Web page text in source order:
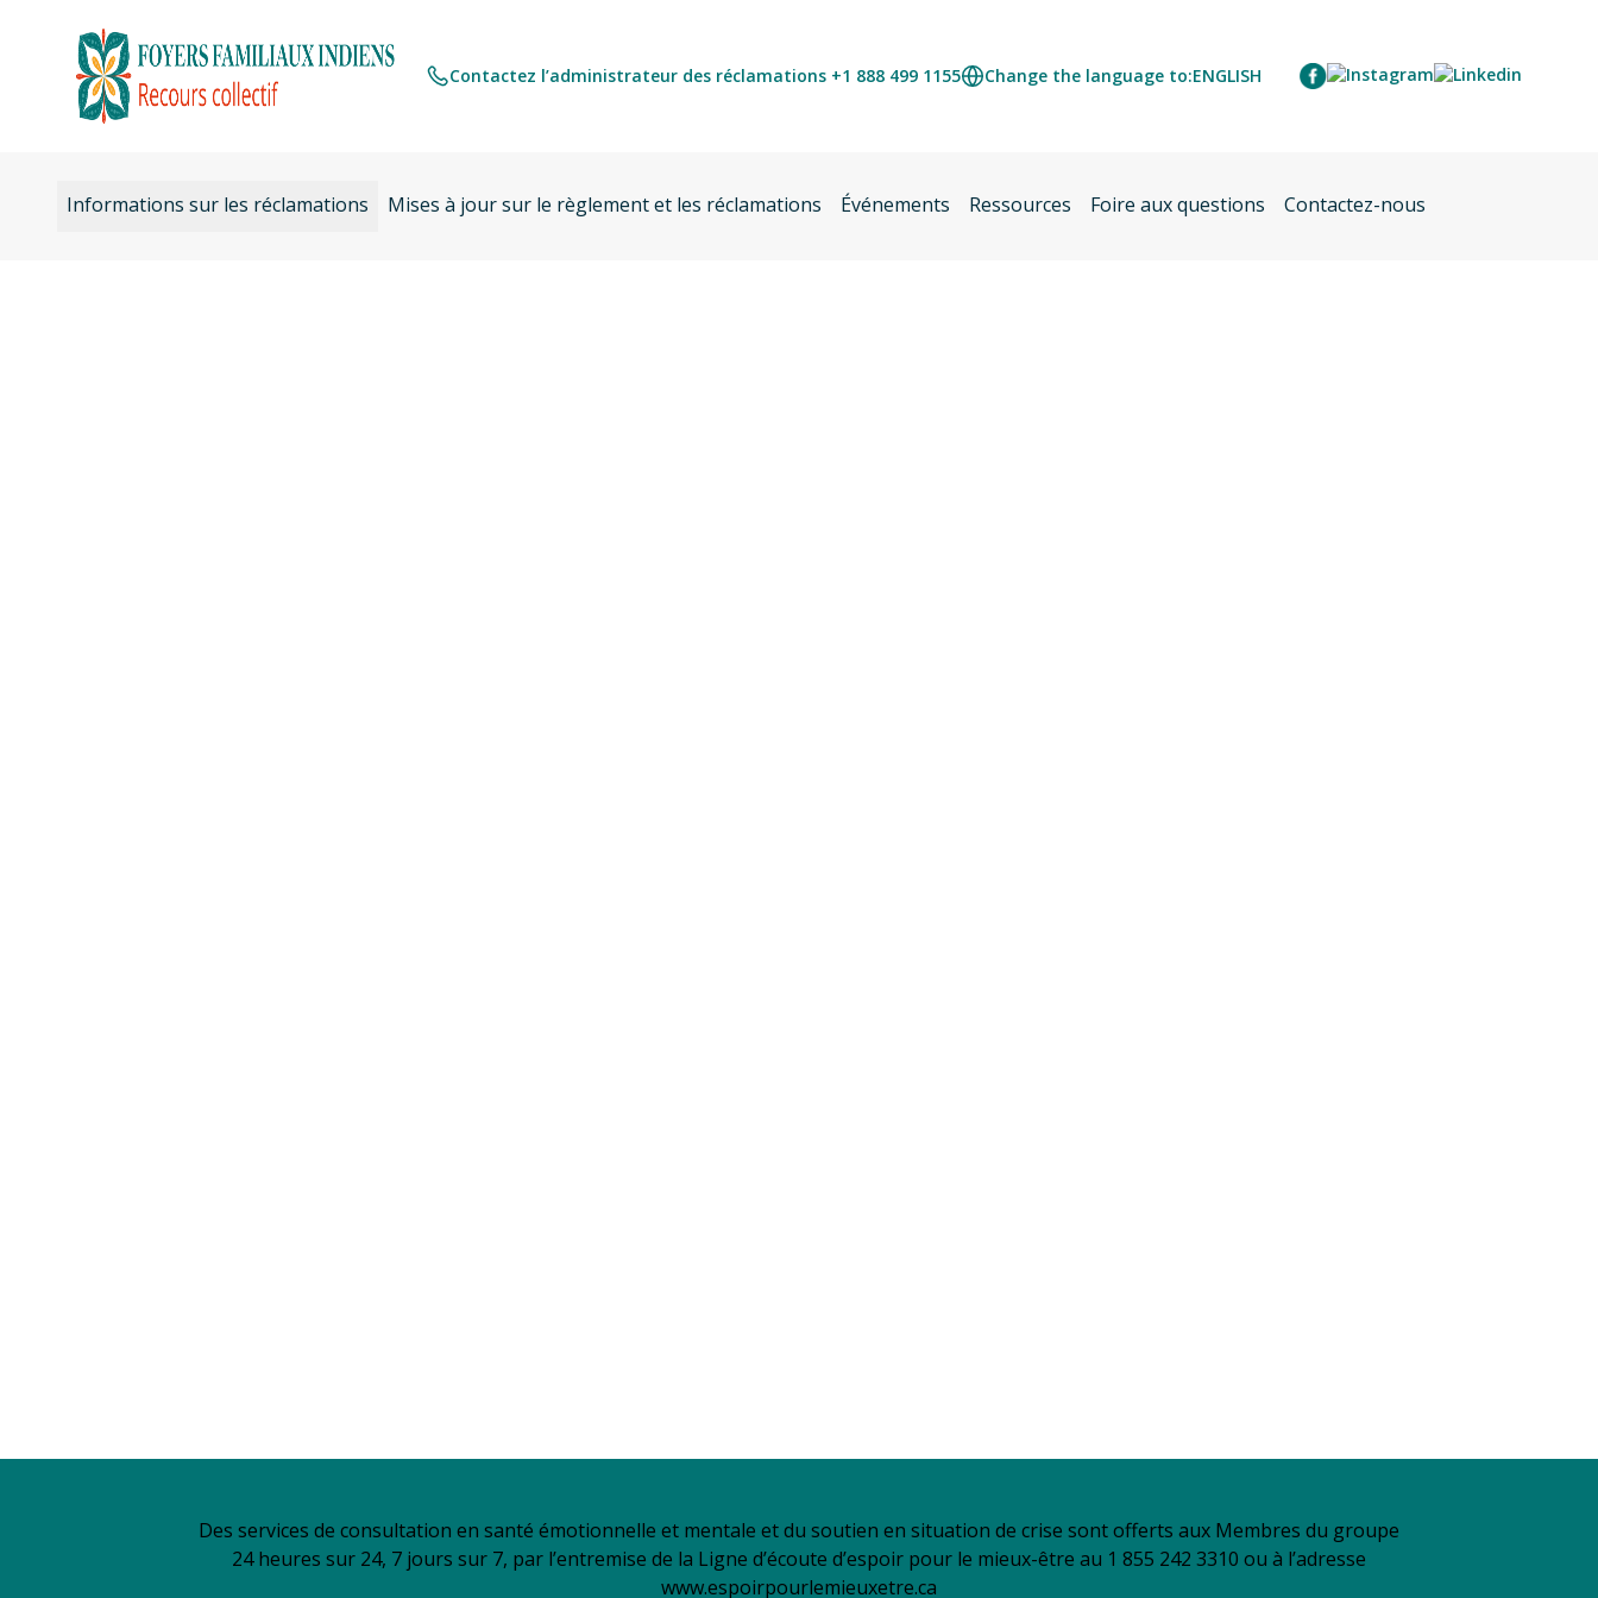
Contactez l’administrateur des réclamations +1 888 499 1155 Change the language to:ENGLISH
Informations sur les réclamations Mises à jour sur le règlement et les réclamations Événements Ressources Foire aux questions Contactez-nous
Des services de consultation en santé émotionnelle et mentale et du soutien en situation de crise sont offerts aux Membres du groupe
24 heures sur 24, 7 jours sur 7, par l’entremise de la Ligne d’écoute d’espoir pour le mieux-être au 1 855 242 3310 ou à l’adresse
www.espoirpourlemieuxetre.ca